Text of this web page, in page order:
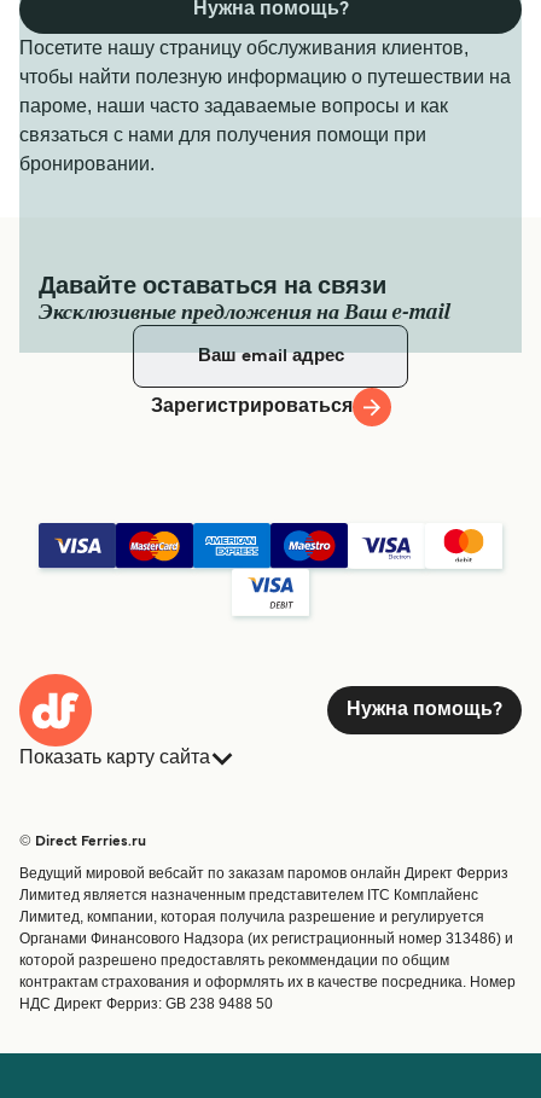
Посетите нашу страницу обслуживания клиентов,
чтобы найти полезную информацию о путешествии на
пароме, наши часто задаваемые вопросы и как
связаться с нами для получения помощи при
бронировании.
Нужна помощь?
Давайте оставаться на связи
Эксклюзивные предложения на Ваш e-mail
Зарегистрироваться
Нужна помощь?
Показать карту сайта
Страны
Обслуживание клиентов
Операторы
Маршруты и порты
Special Offers
Предлагает
Паромные билеты
Грузоперевозки
© Direct Ferries.ru
Ведущий мировой вебсайт по заказам паромов онлайн Директ Ферриз
Лимитед является назначенным представителем ITC Комплайенс
Лимитед, компании, которая получила разрешение и регулируется
Органами Финансового Надзора (их регистрационный номер 313486) и
которой разрешено предоставлять рекоммендации по общим
контрактам страхования и оформлять их в качестве посредника. Номер
НДС Директ Ферриз: GB 238 9488 50